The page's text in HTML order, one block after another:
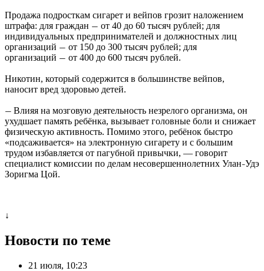
Продажа подросткам сигарет и вейпов грозит наложением
штрафа: для граждан — от 40 до 60 тысяч рублей; для
индивидуальных предпринимателей и должностных лиц
организаций — от 150 до 300 тысяч рублей; для
организаций — от 400 до 600 тысяч рублей.
Никотин, который содержится в большинстве вейпов,
наносит вред здоровью детей.
— Влияя на мозговую деятельность незрелого организма, он
ухудшает память ребёнка, вызывает головные боли и снижает
физическую активность. Помимо этого, ребёнок быстро
«подсаживается» на электронную сигарету и с большим
трудом избавляется от пагубной привычки, — говорит
специалист комиссии по делам несовершеннолетних Улан–Удэ
Зоригма Цой.
↓
Новости по теме
21 июля, 10:23